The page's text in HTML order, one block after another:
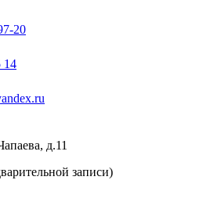
20
14
д.11
записи)